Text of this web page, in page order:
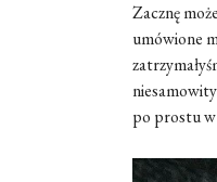
Zacznę
umówione
po prostu w